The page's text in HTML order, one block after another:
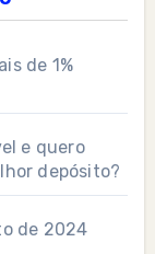
de 1%
e quero
depósito?
de 2024